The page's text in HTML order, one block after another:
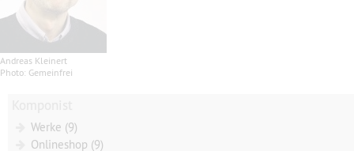
Andreas Kleinert
Photo: Gemeinfrei
Werke (9)
Onlineshop (9)